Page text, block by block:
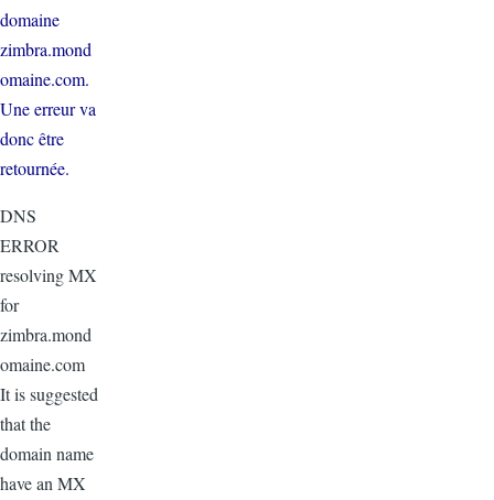
domaine
zimbra.mond
omaine.com.
Une erreur va
donc être
retournée.
DNS
ERROR
resolving MX
for
zimbra.mond
omaine.com
It is suggested
that the
domain name
have an MX